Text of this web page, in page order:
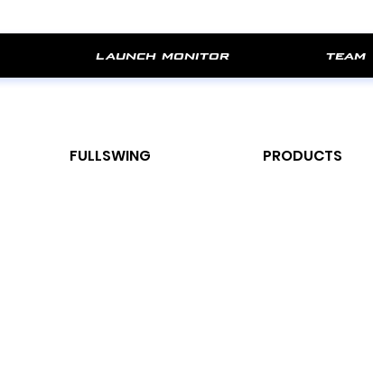
FULLSWING PRODUCTS
launch monitor team